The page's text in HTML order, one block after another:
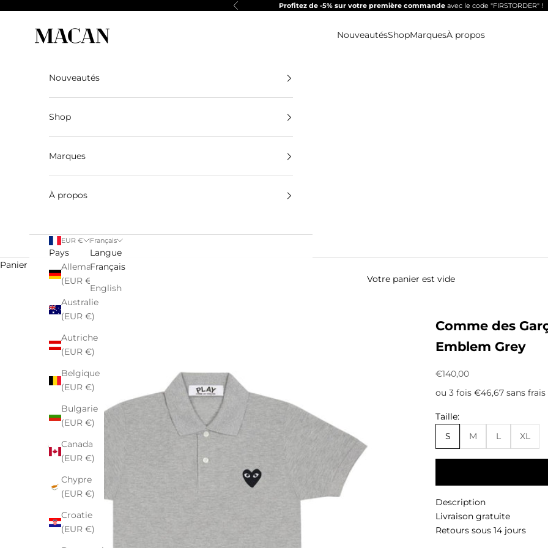
Précédent Profitez de -5% sur votre première commande avec le code "FIRSTORDER" !
Macan Story
NouveautésShopMarquesÀ propos
Nouveautés
Shop
Marques
À propos
EUR €
Pays
Allemagne
(EUR €)
Australie
(EUR €)
Autriche
(EUR €)
Belgique
(EUR €)
Bulgarie
(EUR €)
Canada
(EUR €)
Chypre
(EUR €)
Croatie
(EUR €)
Français
Langue
Français
English
Panier
Votre panier est vide
Comme des
Emblem Grey
Prix de vente
€140,00
ou 3 fois €46,67 sans frais
Taille:
S
M L XL
Description
Livraison gratuite
Retours sous 14 jours